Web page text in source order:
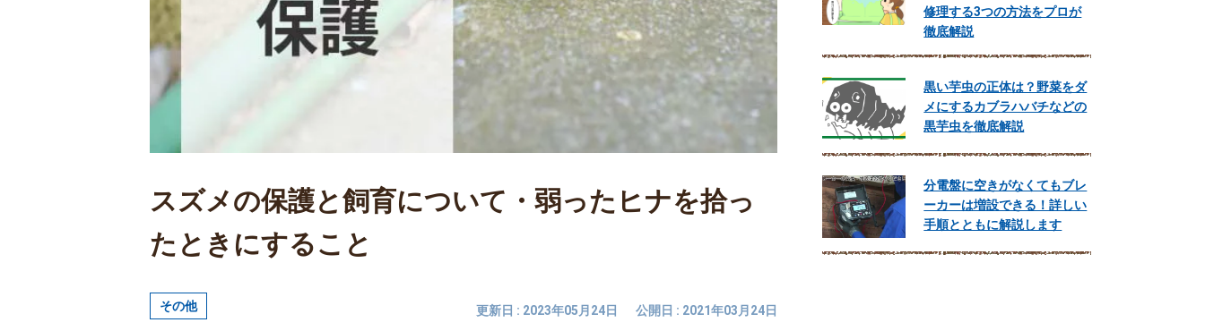
スズメの保護と飼育について・弱ったヒナを拾っ
たときにすること
その他 更新日 : 2023年05月24日 公開日 : 2021年03月24日
修理する3つの方法をプロが
徹底解説
黒い芋虫の正体は？野菜をダ
メにするカブラハバチなどの
黒芋虫を徹底解説
分電盤に空きがなくてもブレ
ーカーは増設できる！詳しい
手順とともに解説します